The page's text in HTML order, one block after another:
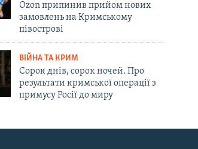
Ozon припинив прийом нових
замовлень на Кримському
півострові
ВІЙНА ТА КРИМ
Сорок днів, сорок ночей. Про
результати кримської операції з
примусу Росії до миру